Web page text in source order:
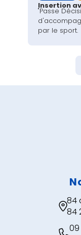
Insertion
"Passe
par le sport.
84
84
09